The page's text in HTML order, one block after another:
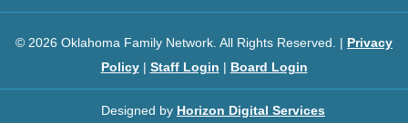
© 2026 Oklahoma Family Network. All Rights Reserved. | Privacy
Policy| Staff Login | Board Login
Designed by Horizon Digital Services